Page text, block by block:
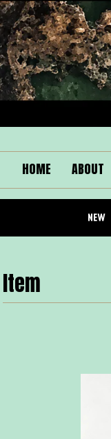
HOME ABOUT
Item